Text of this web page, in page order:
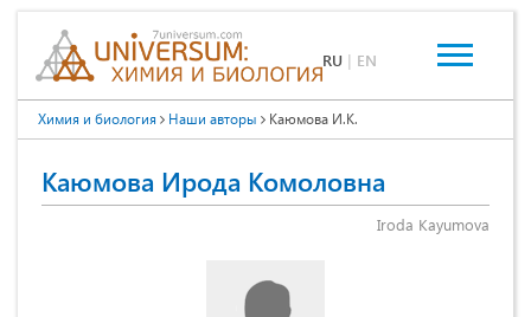
RU | EN
Химия и биология Наши авторы Каюмова И.К.
Каюмова Ирода Комоловна
Iroda Kayumova